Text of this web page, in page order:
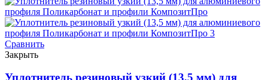
Сравнить
Закрыть